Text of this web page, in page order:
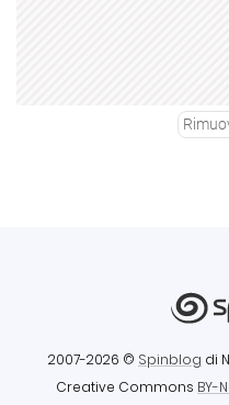
2007-2026 © Spinblog di
Creative Commons BY-